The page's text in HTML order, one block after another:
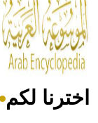
- هل تعلم أن
من مادة
أجود أنواعه،
هل تعلم أن
اخترنا لكم